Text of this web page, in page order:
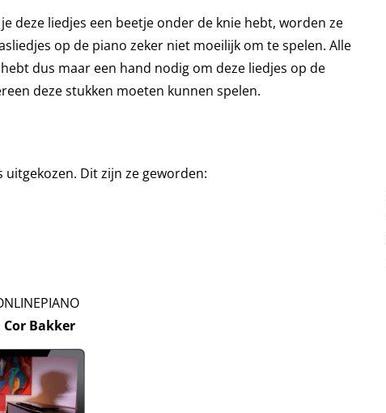
deze liedjes een beetje onder de knie hebt, worden ze
op de piano zeker niet moeilijk om te spelen. Alle
dus maar een hand nodig om deze liedjes op de
deze stukken moeten kunnen spelen.
Dit zijn ze geworden:
Bakker